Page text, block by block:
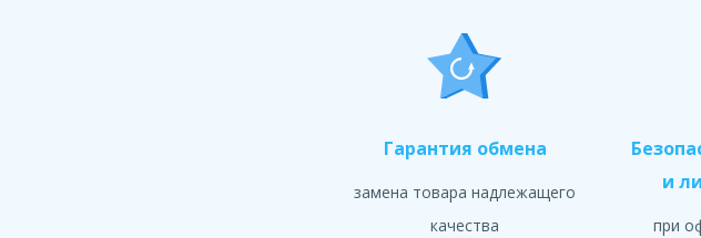
Гарантия обмена
замена товара надлежащего
качества
и
при